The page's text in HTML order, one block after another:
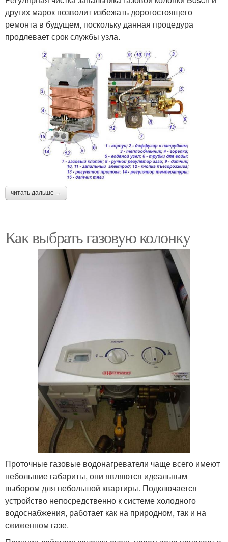
других марок позволит избежать дорогостоящего
ремонта в будущем, поскольку данная процедура
продлевает срок службы узла.
читать дальше →
Как выбрать газовую колонку
Проточные газовые водонагреватели чаще всего имеют
небольшие габариты, они являются идеальным
выбором для небольшой квартиры. Подключается
устройство непосредственно к системе холодного
водоснабжения, работает как на природном, так и на
сжиженном газе.